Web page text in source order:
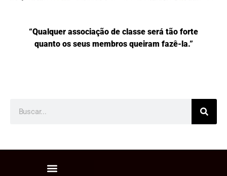
“Qualquer associação de classe será tão forte
quanto os seus membros queiram fazê-la.”